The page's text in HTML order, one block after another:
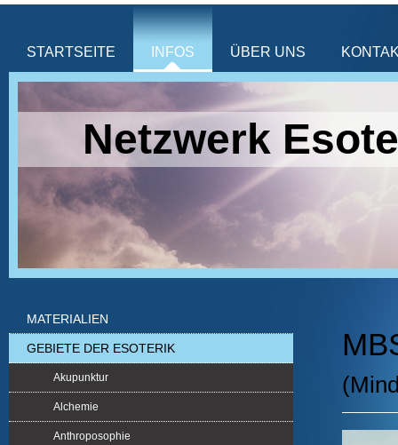
STARTSEITE INFOS ÜBER UNS
Netzwerk
MATERIALIEN
GEBIETE DER ESOTERIK
Akupunktur
Alchemie
Anthroposophie